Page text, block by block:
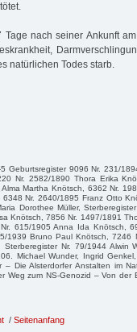
nach seiner Ankunft
natürlichen Todes starb.
Geburtsregister 9096 Nr. 231/
Nr. 2582/1890 Thora Erika
Martha Knötsch, 6362 Nr.
Nr. 2640/1895 Franz Otto
Dorothee Müller,
Knötsch, 7856 Nr. 1497/1891
615/1905 Anna Ida Knötsch,
1939 Bruno Paul Knötsch, 7246
Nr. 79/1944 Alwin
Michael Wunder, Ingrid
Die Alsterdorfer Anstalten im
Weg zum NS-Genozid – Von der
/ Seitenanfang